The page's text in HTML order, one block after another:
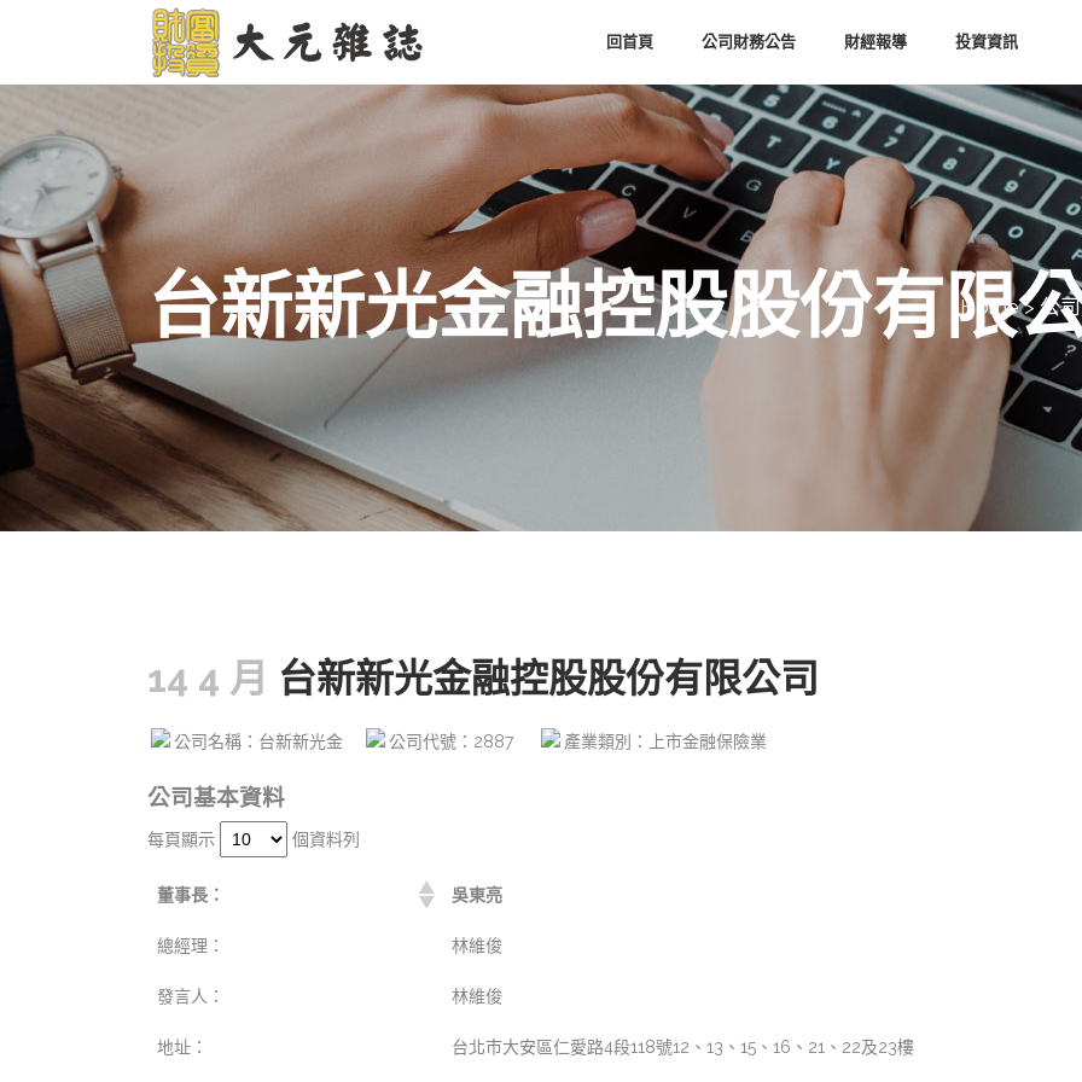
回首頁 公司財務公告 財經報導 投資資訊
台新新光金融控股股份有限
Home>公
14 4 月 台新新光金融控股股份有限公司
公司名稱：台新新光金 公司代號：2887 產業類別：上市金融保險業
公司基本資料
每頁顯示 個資料列
董事長： 吳東亮
總經理： 林維俊
發言人： 林維俊
地址： 台北市大安區仁愛路4段118號12、13、15、16、21、22及23樓